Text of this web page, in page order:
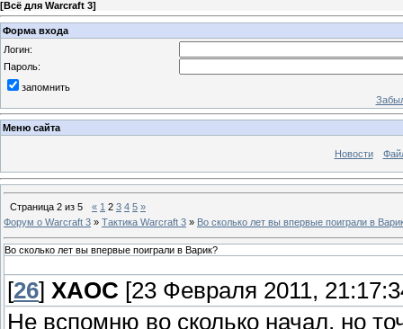
[Всё для Warcraft 3]
Форма входа
Логин:
Пароль:
запомнить
Меню сайта
Новости
Страница 2 из 5 « 1 2 3 4 5 »
Форум о Warcraft 3 » Тактика Warcraft 3 » Во сколько лет вы впервые поиграли в
Во сколько лет вы впервые поиграли в Варик?
[26] ХАОС [23 Февраля 2011,
Не вспомню во сколько начал, но